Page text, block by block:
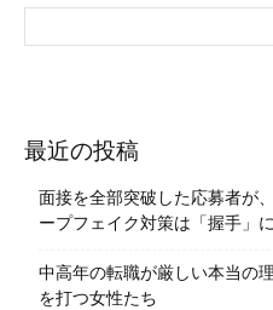
最近の投稿
面接を全部突破した応募者が
ープフェイク対策は「握手」
中高年の転職が厳しい本当の
を打つ女性たち